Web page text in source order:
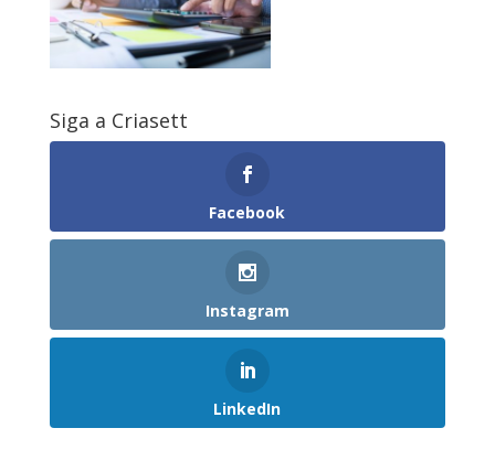
Siga a Criasett
Facebook
Instagram
LinkedIn